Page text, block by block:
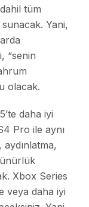
tüm
Yani,
“senin
olacak.
daha iyi
Pro ile aynı
Xbox Series
veya daha iyi